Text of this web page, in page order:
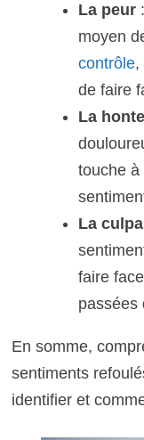
La peur:
moyen
contrôle,
de faire
La honte
touche à
La
faire
passées
En somme,
sentiments
identifier et